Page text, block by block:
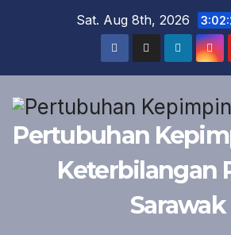
Sat. Aug 8th, 2026
Pertubuhan
Keterbilangan
Sarawak